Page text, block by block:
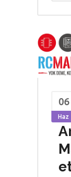
06
Haz